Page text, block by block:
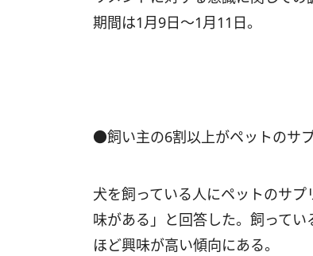
期間は1月9日～1月11日。
●飼い主の6割以上がペットのサ
犬を飼っている人にペットのサ
味がある」と回答した。飼って
ほど興味が高い傾向にある。